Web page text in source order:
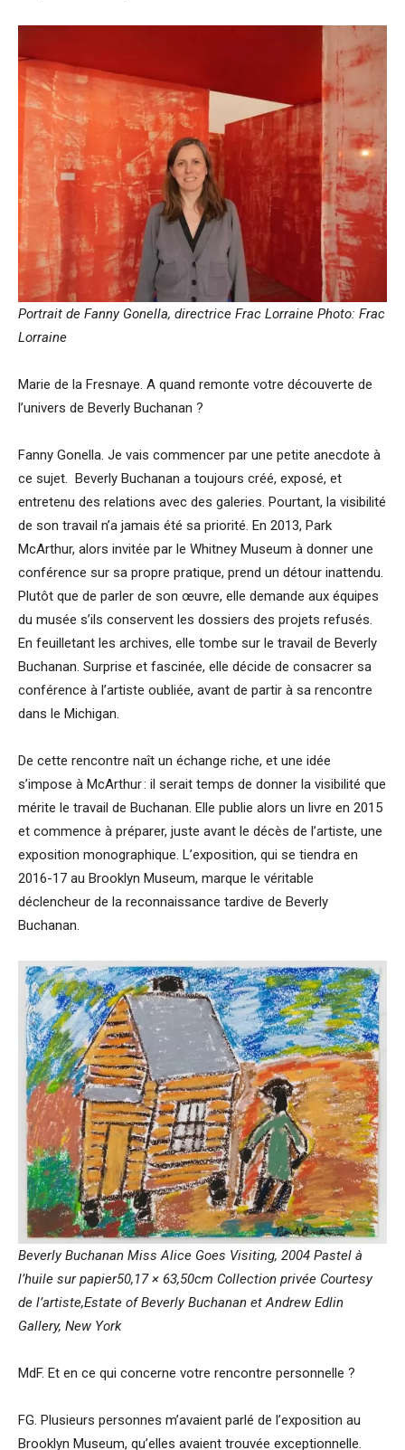
Portrait de Fanny Gonella, directrice Frac Lorraine Photo: Frac
Lorraine
Marie de la Fresnaye. A quand remonte votre découverte de
l’univers de Beverly Buchanan ?
Fanny Gonella. Je vais commencer par une petite anecdote à
ce sujet. Beverly Buchanan a toujours créé, exposé, et
entretenu des relations avec des galeries. Pourtant, la visibilité
de son travail n’a jamais été sa priorité. En 2013, Park
McArthur, alors invitée par le Whitney Museum à donner une
conférence sur sa propre pratique, prend un détour inattendu.
Plutôt que de parler de son œuvre, elle demande aux équipes
du musée s’ils conservent les dossiers des projets refusés.
En feuilletant les archives, elle tombe sur le travail de Beverly
Buchanan. Surprise et fascinée, elle décide de consacrer sa
conférence à l’artiste oubliée, avant de partir à sa rencontre
dans le Michigan.
De cette rencontre naît un échange riche, et une idée
s’impose à McArthur : il serait temps de donner la visibilité que
mérite le travail de Buchanan. Elle publie alors un livre en 2015
et commence à préparer, juste avant le décès de l’artiste, une
exposition monographique. L’exposition, qui se tiendra en
2016-17 au Brooklyn Museum, marque le véritable
déclencheur de la reconnaissance tardive de Beverly
Buchanan.
Beverly Buchanan Miss Alice Goes Visiting, 2004 Pastel à
l’huile sur papier50,17 × 63,50cm Collection privée Courtesy
de l’artiste,Estate of Beverly Buchanan et Andrew Edlin
Gallery, New York
MdF. Et en ce qui concerne votre rencontre personnelle ?
FG. Plusieurs personnes m’avaient parlé de l’exposition au
Brooklyn Museum, qu’elles avaient trouvée exceptionnelle.